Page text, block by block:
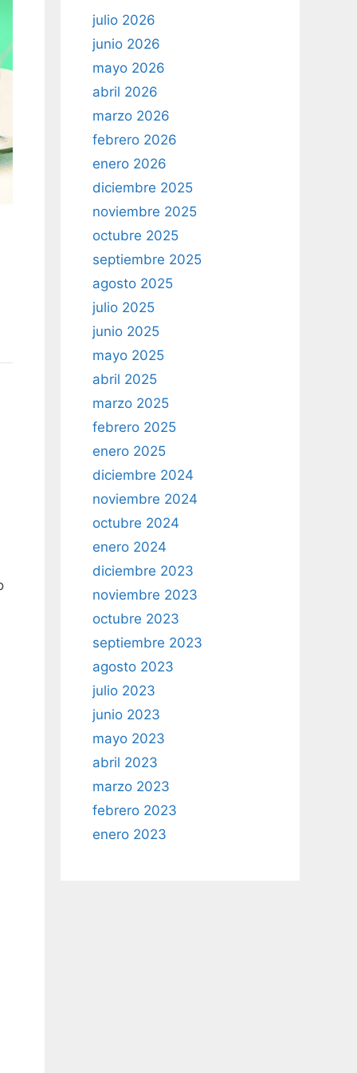
julio 2026
junio 2026
mayo 2026
abril 2026
marzo 2026
febrero 2026
enero 2026
diciembre 2025
noviembre 2025
octubre 2025
septiembre 2025
agosto 2025
julio 2025
junio 2025
mayo 2025
abril 2025
marzo 2025
febrero 2025
enero 2025
diciembre 2024
noviembre 2024
octubre 2024
enero 2024
diciembre 2023
noviembre 2023
octubre 2023
septiembre 2023
agosto 2023
julio 2023
junio 2023
mayo 2023
abril 2023
marzo 2023
febrero 2023
enero 2023